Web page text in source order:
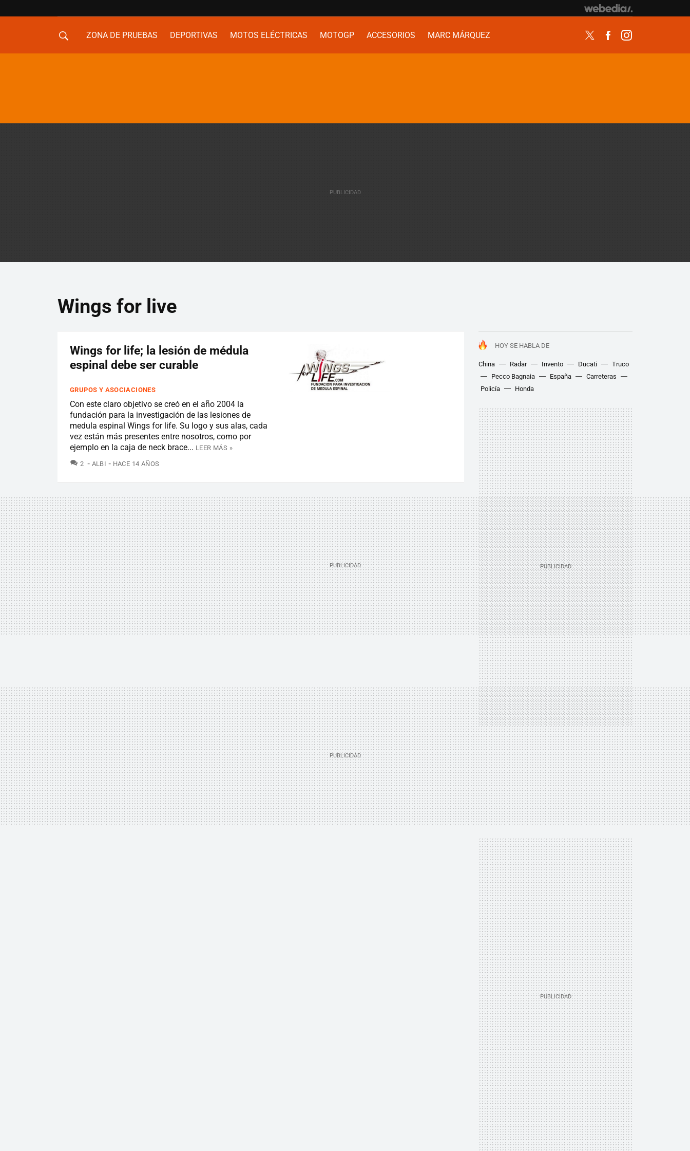
ZONA DE PRUEBAS DEPORTIVAS MOTOS ELÉCTRICAS MOTOGP ACCESORIOS
MARC MÁRQUEZ
Twitter Facebook
Wings for live
HOY SE HABLA DE
China Radar Invento Ducati
Truco
Pecco Bagnaia
España
Carreteras
Policía
Honda
Wings for life; la lesión de médula
espinal debe ser curable
GRUPOS Y ASOCIACIONES
Con este claro objetivo se creó en el año 2004 la
fundación para la investigación de las lesiones de
medula espinal Wings for life. Su logo y sus alas, cada
vez están más presentes entre nosotros, como por
ejemplo en la caja de neck brace... LEER MÁS »
2 COMENTARIOS
ALBI HACE 14 AÑOS